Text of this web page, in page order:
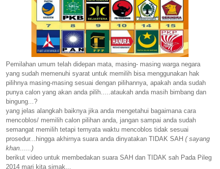
Pemilahan umum telah didepan mata, masing- masing warga negara
yang sudah memenuhi syarat untuk memilih bisa menggunakan hak
pilihnya masing-masing sesuai dengan pilihannya, apakah anda sudah
punya calon yang akan anda pilih.....ataukah anda masih bimbang dan
bingung...?
yang jelas alangkah baiknya jika anda mengetahui bagaimana cara
mencoblos/ memilih calon pilihan anda, jangan sampai anda sudah
semangat memilih tetapi ternyata waktu mencoblos tidak sesuai
prosedur...hingga akhirnya suara anda dinyatakan TIDAK SAH ( sayang
khan......)
berikut video untuk membedakan suara SAH dan TIDAK sah Pada Pileg
2014 mari kita simak...